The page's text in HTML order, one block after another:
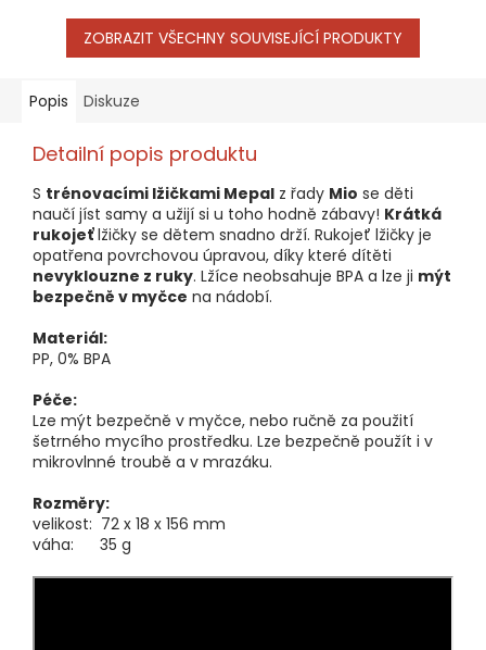
ZOBRAZIT VŠECHNY SOUVISEJÍCÍ PRODUKTY
Popis Diskuze
Detailní popis produktu
S trénovacími lžičkami Mepal z řady Mio se děti
naučí jíst samy a užijí si u toho hodně zábavy! Krátká
rukojeťlžičky se dětem snadno drží. Rukojeť lžičky je
opatřena povrchovou úpravou, díky které dítěti
nevyklouzne z ruky. Lžíce neobsahuje BPA a lze ji mýt
bezpečně v myčce na nádobí.
Materiál:
PP, 0% BPA
Péče:
Lze mýt bezpečně v myčce, nebo ručně za použití
šetrného mycího prostředku. Lze bezpečně použít i v
mikrovlnné troubě a v mrazáku.
Rozměry:
velikost: 72 x 18 x 156 mm
váha: 35 g